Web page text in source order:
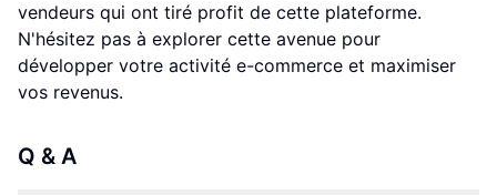
vendeurs qui ont tiré profit de cette plateforme.
N'hésitez pas à explorer cette avenue pour
développer votre activité e-commerce et maximiser
vos revenus.
Q & A